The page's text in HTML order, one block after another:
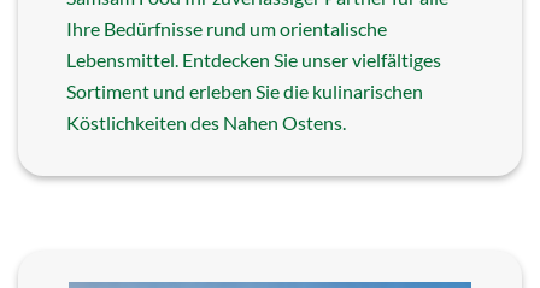
Ihre Bedürfnisse rund um orientalische
Lebensmittel. Entdecken Sie unser vielfältiges
Sortiment und erleben Sie die kulinarischen
Köstlichkeiten des Nahen Ostens.